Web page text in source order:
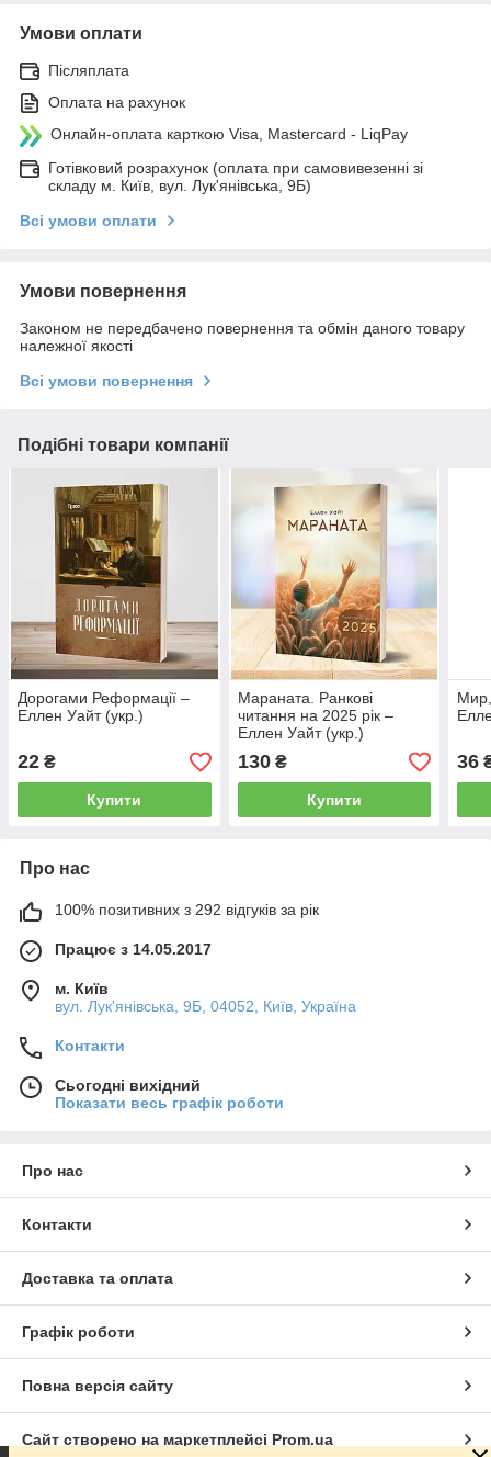
Умови оплати
Післяплата
Оплата на рахунок
Онлайн-оплата карткою Visa, Mastercard - LiqPay
Готівковий розрахунок (оплата при самовивезенні зі
складу м. Київ, вул. Лук'янівська, 9Б)
Всі умови оплати
Умови повернення
Законом не передбачено повернення та обмін даного товару
належної якості
Всі умови повернення
Подібні товари компанії
Дорогами Реформації –
Еллен Уайт (укр.)
22 ₴
Купити
Мараната. Ранкові
читання на 2025 рік –
Еллен Уайт (укр.)
130₴
Купити
36
Про нас
100% позитивних з 292 відгуків за рік
Працює з 14.05.2017
м. Київ
вул. Лук'янівська, 9Б, 04052, Київ, Україна
Контакти
Сьогодні вихідний
Показати весь графік роботи
Про нас
Контакти
Доставка та оплата
Графік роботи
Повна версія сайту
Сайт створено на маркетплейсі Prom.ua